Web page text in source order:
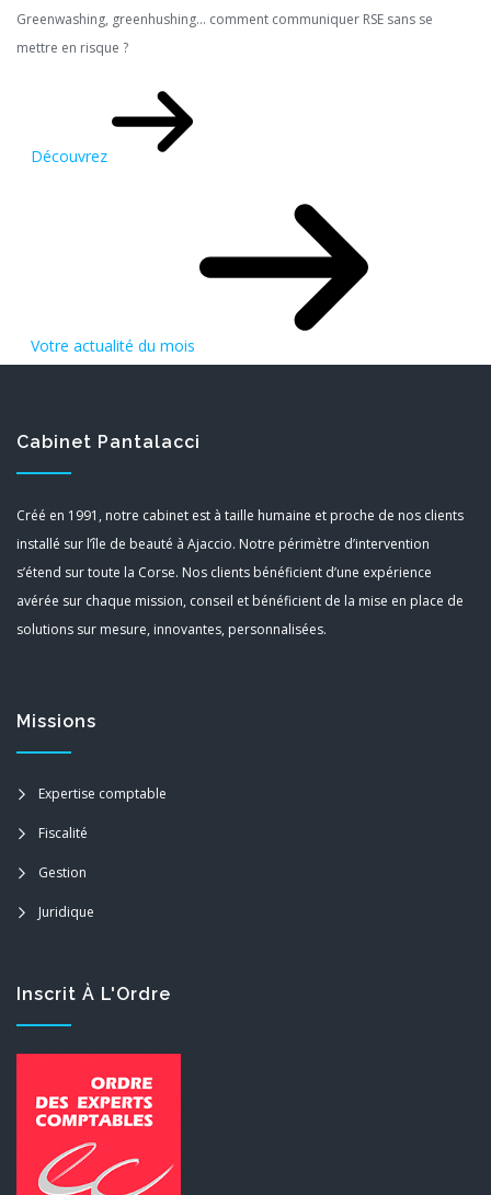
Greenwashing, greenhushing… comment communiquer RSE sans se
mettre en risque ?
Découvrez
Votre actualité du mois
Cabinet Pantalacci
Créé en 1991, notre cabinet est à taille humaine et proche de nos clients
installé sur l’île de beauté à Ajaccio. Notre périmètre d’intervention
s’étend sur toute la Corse. Nos clients bénéficient d’une expérience
avérée sur chaque mission, conseil et bénéficient de la mise en place de
solutions sur mesure, innovantes, personnalisées.
Missions
Expertise comptable
Fiscalité
Gestion
Juridique
Inscrit À L'Ordre